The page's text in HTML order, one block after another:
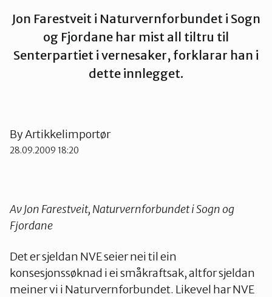
Indre Sogn
Sogn og Fjordane
Jon Farestveit i Naturvernforbundet i Sogn
og Fjordane har mist all tiltru til
Senterpartiet i vernesaker, forklarar han i
dette innlegget.
ByArtikkelimportør
28.09.2009 18:20
Av Jon Farestveit, Naturvernforbundet i Sogn og
Fjordane
Det er sjeldan NVE seier nei til ein
konsesjonssøknad i ei småkraftsak, altfor sjeldan
meiner vi i Naturvernforbundet. Likevel har NVE